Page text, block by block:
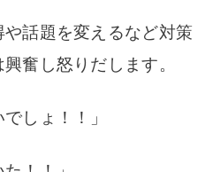
話題を変えるなど対策
奮し怒りだします。
しょ！！」